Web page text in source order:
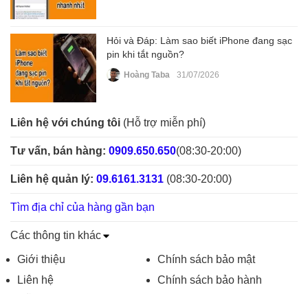
Hỏi và Đáp: Làm sao biết iPhone đang sạc
pin khi tắt nguồn?
Hoàng Taba 31/07/2026
Liên hệ với chúng tôi (Hỗ trợ miễn phí)
Tư vấn, bán hàng: 0909.650.650(08:30-20:00)
Liên hệ quản lý: 09.6161.3131 (08:30-20:00)
Tìm địa chỉ của hàng gần bạn
Các thông tin khác
Giới thiệu
Liên hệ
Chính sách bảo mật
Chính sách bảo hành